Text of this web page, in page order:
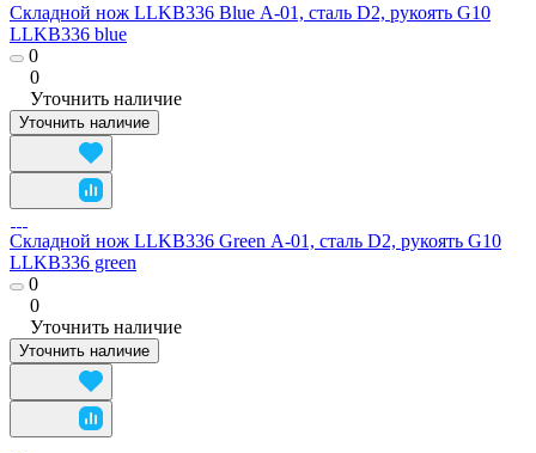
Складной нож LLKB336 Blue А-01, сталь D2, рукоять G10
LLKB336 blue
0
0
Уточнить наличие
Уточнить наличие
Складной нож LLKB336 Green А-01, сталь D2, рукоять G10
LLKB336 green
0
0
Уточнить наличие
Уточнить наличие